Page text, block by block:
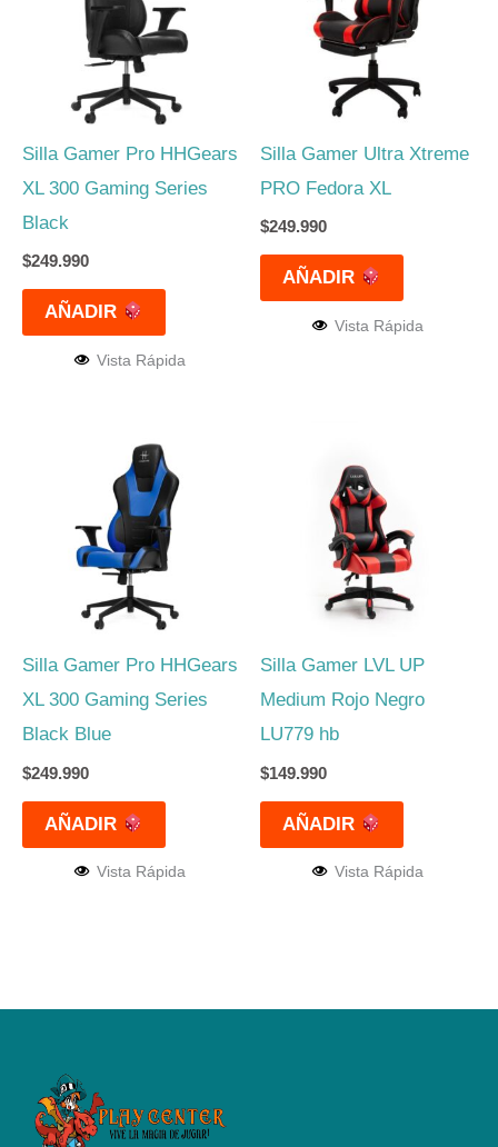
Silla Gamer Pro HHGears
XL 300 Gaming Series
Black
$249.990
AÑADIR
Vista Rápida
Silla Gamer Ultra Xtreme
PRO Fedora XL
$249.990
AÑADIR
Vista Rápida
Silla Gamer Pro HHGears
XL 300 Gaming Series
Black Blue
$249.990
AÑADIR
Vista Rápida
Silla Gamer LVL UP
Medium Rojo Negro
LU779 hb
$149.990
AÑADIR
Vista Rápida